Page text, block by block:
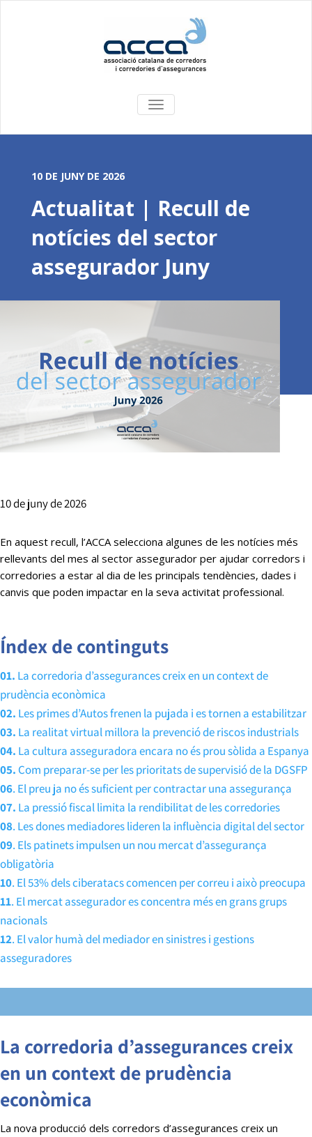
COMMUTA
LA
10 DE JUNY DE 2026
Actualitat | Recull de
notícies del sector
assegurador Juny
10 de juny de 2026
En aquest recull, l’ACCA selecciona algunes de les notícies més
rellevants del mes al sector assegurador per ajudar corredors i
corredories a estar al dia de les principals tendències, dades i
canvis que poden impactar en la seva activitat professional.
Índex de continguts
01. La corredoria d’assegurances creix en un context de
prudència econòmica
02. Les primes d’Autos frenen la pujada i es tornen a estabilitzar
03. La realitat virtual millora la prevenció de riscos industrials
04. La cultura asseguradora encara no és prou sòlida a Espanya
05.Com preparar-se per les prioritats de supervisió de la DGSFP
06. El preu ja no és suficient per contractar una assegurança
07. La pressió fiscal limita la rendibilitat de les corredories
08. Les dones mediadores lideren la influència digital del sector
09. Els patinets impulsen un nou mercat d’assegurança
obligatòria
10. El 53% dels ciberatacs comencen per correu i això preocupa
11. El mercat assegurador es concentra més en grans grups
nacionals
12. El valor humà del mediador en sinistres i gestions
asseguradores
La corredoria d’assegurances creix
en un context de prudència
econòmica
La nova producció dels corredors d’assegurances creix un